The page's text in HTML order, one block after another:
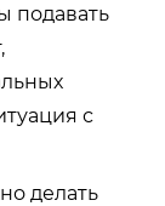
подавать
с
делать